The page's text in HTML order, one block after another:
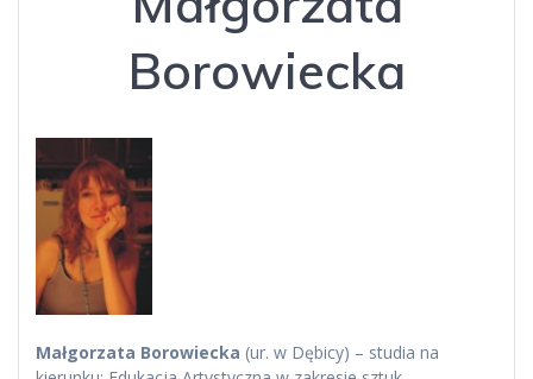
Borowiecka
Małgorzata Borowiecka (ur. w Dębicy) – studia na